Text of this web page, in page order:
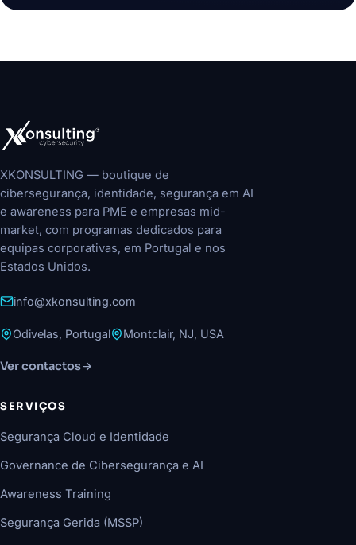
XKONSULTING — boutique de
cibersegurança, identidade, segurança em AI
e awareness para PME e empresas mid-
market, com programas dedicados para
equipas corporativas, em Portugal e nos
Estados Unidos.
info@xkonsulting.com
Odivelas, Portugal Montclair, NJ, USA
Ver contactos
SERVIÇOS
Segurança Cloud e Identidade
Governance de Cibersegurança e AI
Awareness Training
Segurança Gerida (MSSP)